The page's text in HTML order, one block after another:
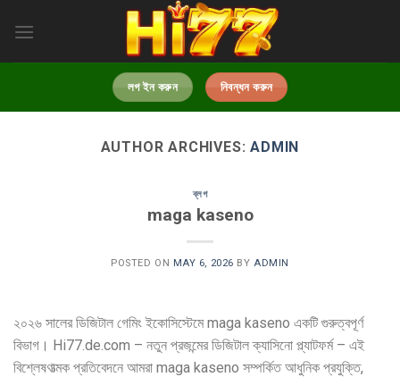
লগ ইন করুন নিবন্ধন করুন
AUTHOR ARCHIVES:ADMIN
ব্লগ
maga kaseno
POSTED ON MAY 6, 2026 BY ADMIN
২০২৬ সালের ডিজিটাল গেমিং ইকোসিস্টেমে maga kaseno একটি গুরুত্বপূর্ণ
বিভাগ। Hi77.de.com – নতুন প্রজন্মের ডিজিটাল ক্যাসিনো প্ল্যাটফর্ম – এই
বিশ্লেষণাত্মক প্রতিবেদনে আমরা maga kaseno সম্পর্কিত আধুনিক প্রযুক্তি,